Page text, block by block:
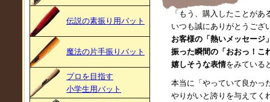
伝説の素振り用バット
魔法の片手振りバット
プロを目指す
小学生用バット
「もう、購入したことが
いつも誠にありがとうござ
お客様の「熱いメッセージ
振った瞬間の「おおっ！こ
嬉しそうな表情をみている
本当に「やっていて良かっ
やりがいと誇りを与えてく